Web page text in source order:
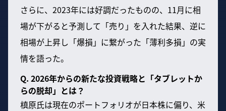
さらに、2023年には好調だったものの、11月に相
場が下がると予測して「売り」を入れた結果、逆に
相場が上昇し「爆損」に繋がった「薄利多損」の実
情を語った。
Q. 2026年からの新たな投資戦略と「タブレットか
らの脱却」とは？
槙原氏は現在のポートフォリオが日本株に偏り、米